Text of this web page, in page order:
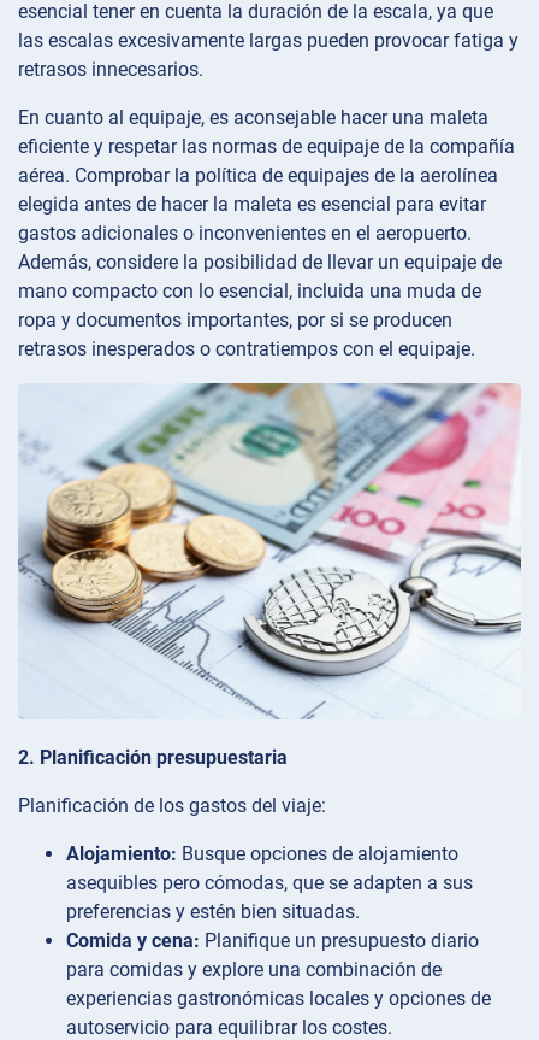
esencial tener en cuenta la duración de la escala, ya que
las escalas excesivamente largas pueden provocar fatiga y
retrasos innecesarios.
En cuanto al equipaje, es aconsejable hacer una maleta
eficiente y respetar las normas de equipaje de la compañía
aérea. Comprobar la política de equipajes de la aerolínea
elegida antes de hacer la maleta es esencial para evitar
gastos adicionales o inconvenientes en el aeropuerto.
Además, considere la posibilidad de llevar un equipaje de
mano compacto con lo esencial, incluida una muda de
ropa y documentos importantes, por si se producen
retrasos inesperados o contratiempos con el equipaje.
2. Planificación presupuestaria
Planificación de los gastos del viaje:
Alojamiento: Busque opciones de alojamiento
asequibles pero cómodas, que se adapten a sus
preferencias y estén bien situadas.
Comida y cena: Planifique un presupuesto diario
para comidas y explore una combinación de
experiencias gastronómicas locales y opciones de
autoservicio para equilibrar los costes.